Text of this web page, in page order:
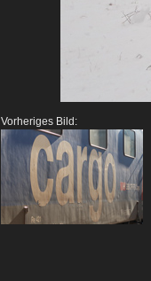
Vorheriges Bild: